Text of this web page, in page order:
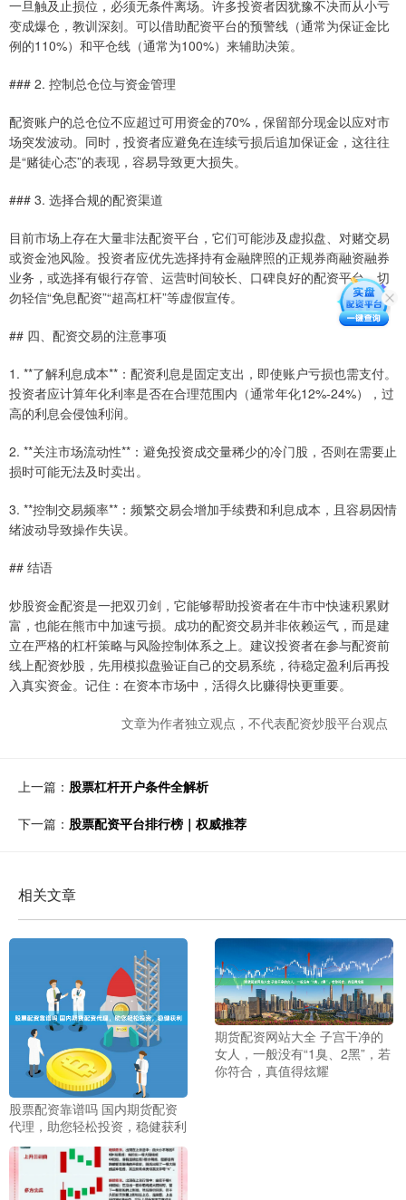
一旦触及止损位，必须无条件离场。许多投资者因犹豫不决而从小亏
变成爆仓，教训深刻。可以借助配资平台的预警线（通常为保证金比
例的110%）和平仓线（通常为100%）来辅助决策。
### 2. 控制总仓位与资金管理
配资账户的总仓位不应超过可用资金的70%，保留部分现金以应对市
场突发波动。同时，投资者应避免在连续亏损后追加保证金，这往往
是“赌徒心态”的表现，容易导致更大损失。
### 3. 选择合规的配资渠道
目前市场上存在大量非法配资平台，它们可能涉及虚拟盘、对赌交易
或资金池风险。投资者应优先选择持有金融牌照的正规券商融资融券
业务，或选择有银行存管、运营时间较长、口碑良好的配资平台。切
勿轻信“免息配资”“超高杠杆”等虚假宣传。
## 四、配资交易的注意事项
1. **了解利息成本**：配资利息是固定支出，即使账户亏损也需支付。
投资者应计算年化利率是否在合理范围内（通常年化12%-24%），过
高的利息会侵蚀利润。
2. **关注市场流动性**：避免投资成交量稀少的冷门股，否则在需要止
损时可能无法及时卖出。
3. **控制交易频率**：频繁交易会增加手续费和利息成本，且容易因情
绪波动导致操作失误。
## 结语
炒股资金配资是一把双刃剑，它能够帮助投资者在牛市中快速积累财
富，也能在熊市中加速亏损。成功的配资交易并非依赖运气，而是建
立在严格的杠杆策略与风险控制体系之上。建议投资者在参与配资前
线上配资炒股，先用模拟盘验证自己的交易系统，待稳定盈利后再投
入真实资金。记住：在资本市场中，活得久比赚得快更重要。
文章为作者独立观点，不代表配资炒股平台观点
上一篇： 股票杠杆开户条件全解析
下一篇： 股票配资平台排行榜｜权威推荐
相关文章
股票配资靠谱吗 国内期货配资
代理，助您轻松投资，稳健获利
期货配资网站大全 子宫干净的
女人，一般没有“1臭、2黑”，若
你符合，真值得炫耀